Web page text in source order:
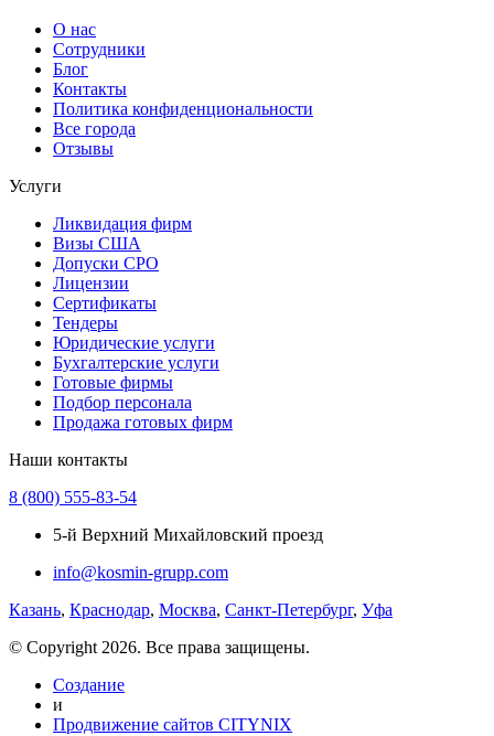
О нас
Сотрудники
Блог
Контакты
Политика конфиденциональности
Все города
Отзывы
Услуги
Ликвидация фирм
Визы США
Допуски СРО
Лицензии
Сертификаты
Тендеры
Юридические услуги
Бухгалтерские услуги
Готовые фирмы
Подбор персонала
Продажа готовых фирм
Наши контакты
8 (800) 555-83-54
5-й Верхний Михайловский проезд
info@kosmin-grupp.com
Казань, Краснодар, Москва, Санкт-Петербург, Уфа
© Copyright 2026. Все права защищены.
Создание
и
Продвижение сайтов CITYNIX